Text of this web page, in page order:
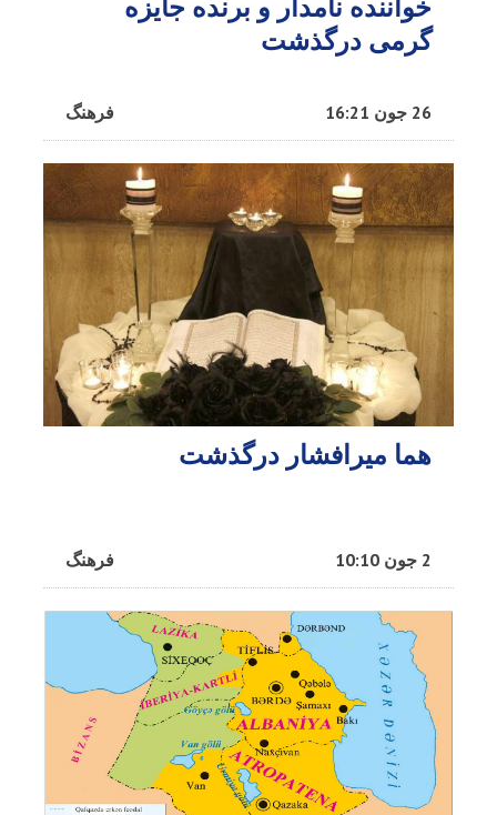
خواننده نامدار و برنده جایزه
گرمی درگذشت
فرهنگ 26 جون 16:21
هما میرافشار درگذشت
فرهنگ 2 جون 10:10